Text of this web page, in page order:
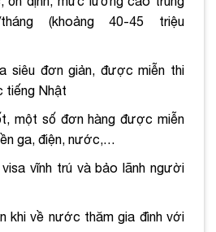
(khoảng 40-45 triệu
siêu đơn giản, được miễn thi
tiếng Nhật
một số đơn hàng được miễn
ga, điện, nước,…
vĩnh trú và bảo lãnh người
khi về nước thăm gia đình với